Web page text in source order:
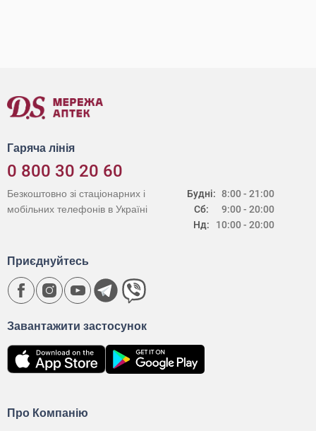
Гаряча лінія
0 800 30 20 60
Будні:
Сб:
Нд:
8:00 - 21:00
9:00 - 20:00
10:00 - 20:00
Безкоштовно зі стаціонарних і
мобільних телефонів в Україні
Про Компанію
Завантажити застосунок
Приєднуйтесь